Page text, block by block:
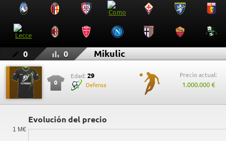
0 0 Mikulic
0
Edad: 29
Defensa
Precio actual:
1.000.000 €
Evolución del precio
1 M€